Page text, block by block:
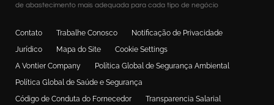
de abastecimento mais adequada para cada tipo de negócio
Contato Trabalhe Conosco
Notificação de Privacidade
Jurídico
Mapa do Site
Cookie Settings
A Vontier Company
Política Global de Segurança Ambiental
Política Global de Saúde e Segurança
Código de Conduta do Fornecedor
Transparencia Salarial